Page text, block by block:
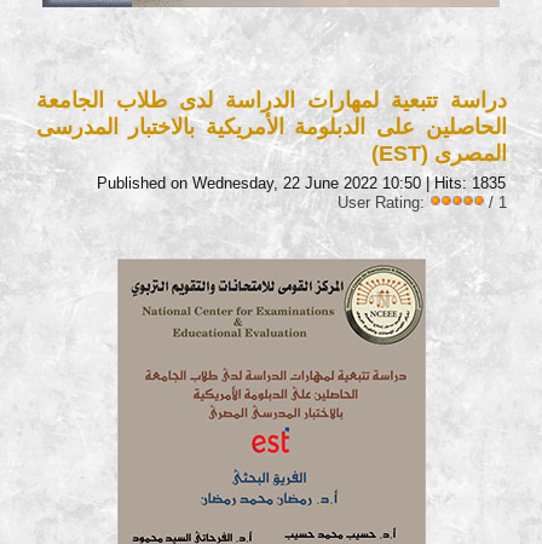
دراسة تتبعية لمهارات الدراسة لدى طلاب الجامعة
الحاصلين على الدبلومة الأمريكية بالاختبار المدرسى
المصرى (EST)
Published on Wednesday, 22 June 2022 10:50| Hits: 1835
User Rating:
/ 1